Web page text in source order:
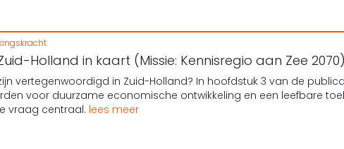
Holland in kaart (Missie: Kennisregio aan Zee 2070)
vertegenwoordigd in Zuid-Holland? In hoofdstuk 3 van de
voor duurzame economische ontwikkeling en een leefbare
vraag centraal. lees meer